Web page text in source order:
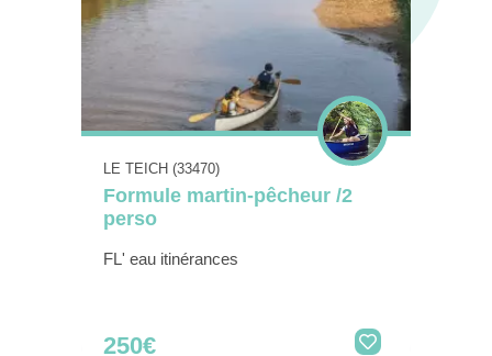
LE TEICH (33470)
Formule martin-pêcheur /2
perso
FL' eau itinérances
250€